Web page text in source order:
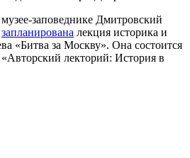
заповеднике Дмитровский
запланирована лекция историка и
«Битва за Москву». Она состоится
лекторий: История в